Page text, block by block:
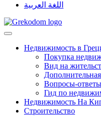
اللغة العربية
Недвижимость в
Покупка
Вид на
Вопросы-ответы
Гид по
Недвижимость На
Строительство